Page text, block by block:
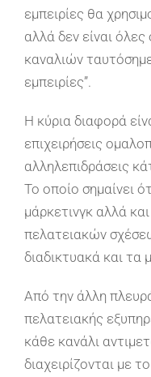
εμπειρίες θα
αλλά δεν είναι
καναλιών
εμπειρίες”.
Η κύρια διαφορά
επιχειρήσεις
αλληλεπιδράσεις
Το οποίο σημαίνει
μάρκετινγκ αλλά
πελατειακών
διαδικτυακά και τα
Από την άλλη
πελατειακής
κάθε κανάλι
διαχειρίζονται με